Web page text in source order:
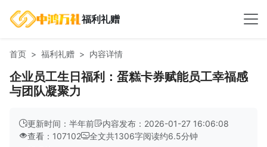
福利礼赠
首页 福利礼赠 内容详情
企业员工生日福利：蛋糕卡券赋能员工幸福感
与团队凝聚力
更新时间：半年前
内容发布：2026-01-27 16:06:08
查看：107102
全文共1306字阅读约6.5分钟